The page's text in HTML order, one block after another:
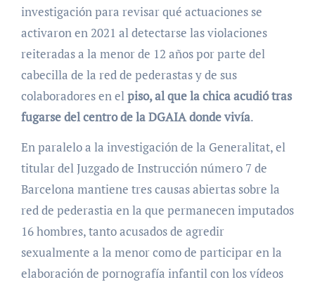
investigación para revisar qué actuaciones se
activaron en 2021 al detectarse las violaciones
reiteradas a la menor de 12 años por parte del
cabecilla de la red de pederastas y de sus
colaboradores en elpiso, al que la chica acudió tras
fugarse del centro de la DGAIA donde vivía.
En paralelo a la investigación de la Generalitat, el
titular del Juzgado de Instrucción número 7 de
Barcelona mantiene tres causas abiertas sobre la
red de pederastia en la que permanecen imputados
16 hombres, tanto acusados de agredir
sexualmente a la menor como de participar en la
elaboración de pornografía infantil con los vídeos